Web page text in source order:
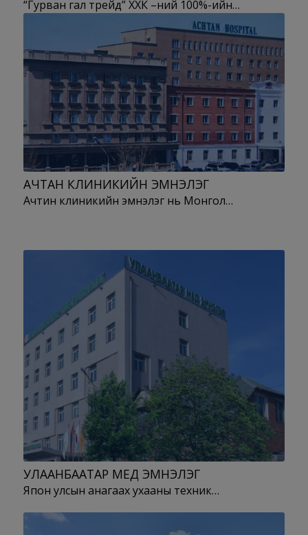
“Гурван гал трейд” ХХК –ний 100%-ийн…
АЧТАН КЛИНИКИЙН ЭМНЭЛЭГ
Ачтин клиникийн эмнэлэг нь Монгол…
УЛААНБААТАР МЕД ЭМНЭЛЭГ
Япон улсын анагаах ухааны техник…